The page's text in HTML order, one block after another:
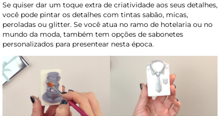
Se quiser dar um toque extra de criatividade aos seus detalhes,
você pode pintar os detalhes com tintas sabão, micas,
peroladas ou glitter. Se você atua no ramo de hotelaria ou no
mundo da moda, também tem opções de sabonetes
personalizados para presentear nesta época.